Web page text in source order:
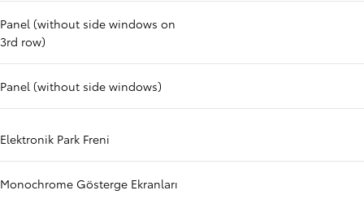
Panel (without side windows on
3rd row)
Panel (without side windows)
Elektronik Park Freni
Monochrome Gösterge Ekranları